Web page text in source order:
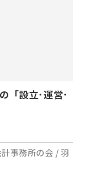
「設立･運営･
事務所の会 / 羽